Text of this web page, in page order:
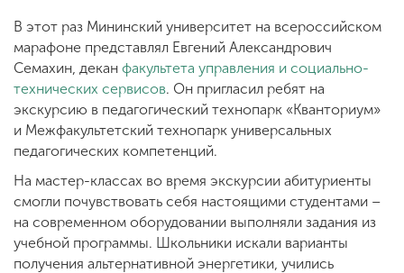
комиссия
+7 (831) 262-26-20
В этот раз Мининский университет на всероссийском
марафоне представлял Евгений Александрович
Семахин, декан факультета управления и социально-
технических сервисов. Он пригласил ребят на
экскурсию в педагогический технопарк «Кванториум»
и Межфакультетский технопарк универсальных
педагогических компетенций.
На мастер-классах во время экскурсии абитуриенты
смогли почувствовать себя настоящими студентами –
на современном оборудовании выполняли задания из
учебной программы. Школьники искали варианты
получения альтернативной энергетики, учились